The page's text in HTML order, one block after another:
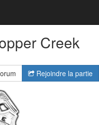
Creek
Rejoindre la partie